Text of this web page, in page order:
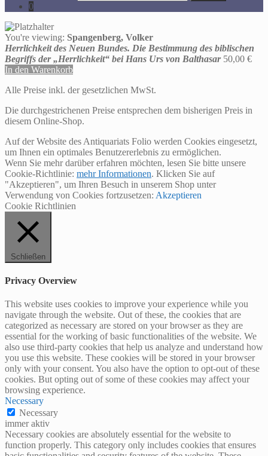
0
You're viewing: Spangenberg, Volker
Herrlichkeit des Neuen Bundes. Die Bestimmung des biblischen
Begriffs der „Herrlichkeit“ bei Hans Urs von Balthasar 50,00 €
In den Warenkorb
Alle Preise inkl. der gesetzlichen MwSt.
Die durchgestrichenen Preise entsprechen dem bisherigen Preis in
diesem Online-Shop.
Auf der Website des Antiquariats Folio werden Cookies eingesetzt,
um Ihnen ein optimales Benutzererlebnis zu ermöglichen.
Wenn Sie mehr darüber erfahren möchten, lesen Sie bitte unsere
Cookie-Richtlinie: mehr Informationen. Klicken Sie auf
"Akzeptieren", um Ihren Besuch in unserem Shop unter
Verwendung von Cookies fortzusetzen: Akzeptieren
Cookie Richtlinien
Schließen
Privacy Overview
This website uses cookies to improve your experience while you
navigate through the website. Out of these, the cookies that are
categorized as necessary are stored on your browser as they are
essential for the working of basic functionalities of the website. We
also use third-party cookies that help us analyze and understand how
you use this website. These cookies will be stored in your browser
only with your consent. You also have the option to opt-out of these
cookies. But opting out of some of these cookies may affect your
browsing experience.
Necessary
Necessary
immer aktiv
Necessary cookies are absolutely essential for the website to
function properly. This category only includes cookies that ensures